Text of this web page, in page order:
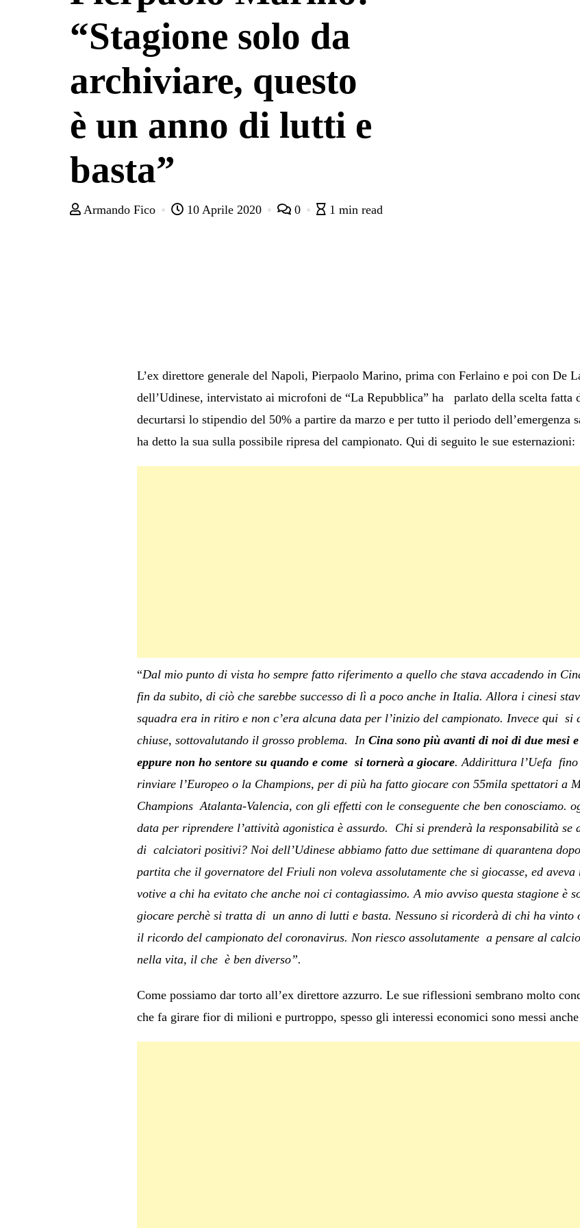
“Stagione solo da
archiviare, questo
è un anno di lutti e
basta”
Armando Fico 10 Aprile 2020 0 1 min read
L’ex direttore generale del Napoli, Pierpaolo Marino, prima con Ferlaino e poi con De
dell’Udinese, intervistato ai microfoni de “La Repubblica” ha parlato della scelta
decurtarsi lo stipendio del 50% a partire da marzo e per tutto il periodo
ha detto la sua sulla possibile ripresa del campionato. Qui di seguito le sue esternazioni:
“Dal mio punto di vista ho sempre fatto riferimento a quello che stava accadendo in
fin da subito, di ciò che sarebbe successo di lì a poco anche in Italia. Allora i cinesi
squadra era in ritiro e non c’era alcuna data per l’inizio del campionato. Invece qui si
chiuse, sottovalutando il grosso problema. In Cina sono più avanti di noi di due mesi
eppure non ho sentore su quando e come si tornerà a giocare. Addirittura l’Uefa fino
rinviare l’Europeo o la Champions, per di più ha fatto giocare con 55mila spettatori a
Champions Atalanta-Valencia, con gli effetti con le conseguente che ben conosciamo.
data per riprendere l’attività agonistica è assurdo. Chi si prenderà la responsabilità
di calciatori positivi? Noi dell’Udinese abbiamo fatto due settimane di quarantena
partita che il governatore del Friuli non voleva assolutamente che si giocasse, ed aveva
votive a chi ha evitato che anche noi ci contagiassimo. A mio avviso questa stagione è
giocare perchè si tratta di un anno di lutti e basta. Nessuno si ricorderà di chi ha vinto
il ricordo del campionato del coronavirus. Non riesco assolutamente a pensare al
nella vita, il che è ben diverso”.
Come possiamo dar torto all’ex direttore azzurro. Le sue riflessioni sembrano molto
che fa girare fior di milioni e purtroppo, spesso gli interessi economici sono messi